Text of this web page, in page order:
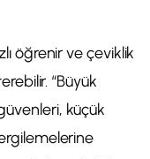
öğrenir ve çeviklik
“Büyük
küçük